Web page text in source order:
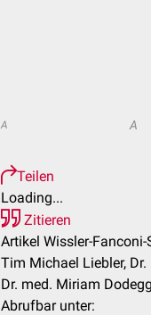
A A
Teilen
Loading...
Zitieren
Artikel Wissler-Fanconi-
Tim Michael Liebler,
Dr. med. Miriam
Abrufbar unter: